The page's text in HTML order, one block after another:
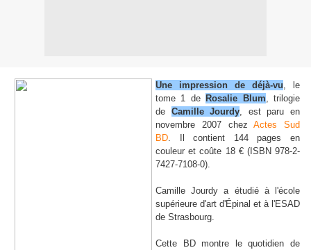
Une impression de déjà-vu, le
tome 1 de Rosalie Blum, trilogie
de Camille Jourdy, est paru en
novembre 2007 chezActes Sud
BD. Il contient 144 pages en
couleur et coûte 18 € (ISBN 978-2-
7427-7108-0).
Camille Jourdy a étudié à l'école
supérieure d'art d'Épinal et à l'ESAD
de Strasbourg.
Cette BD montre le quotidien de